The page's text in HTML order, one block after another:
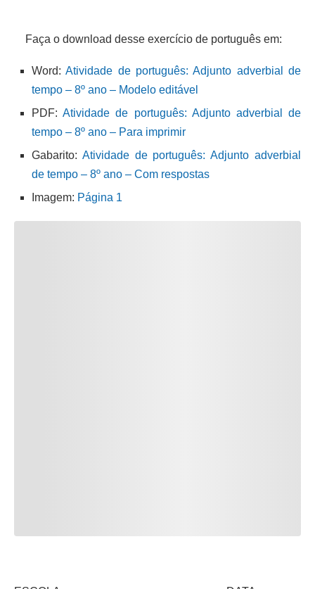
Faça o download desse exercício de português em:
Word:Atividade de português: Adjunto adverbial de
tempo – 8º ano – Modelo editável
PDF:Atividade de português: Adjunto adverbial de
tempo – 8º ano – Para imprimir
Gabarito: Atividade de português: Adjunto adverbial
de tempo – 8º ano – Com respostas
Imagem: Página 1